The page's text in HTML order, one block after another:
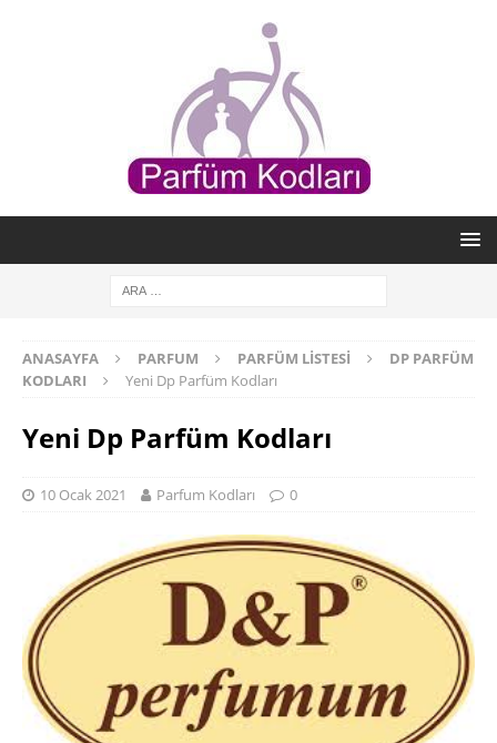
ANASAYFA PARFUM PARFÜM LISTESI
DP PARFÜM
KODLARI
Yeni Dp Parfüm Kodları
Yeni Dp Parfüm Kodları
10 Ocak 2021 Parfum Kodları 0